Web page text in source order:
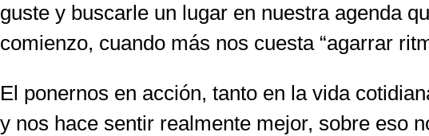
guste y buscarle un lugar en nuestra agenda
comienzo, cuando más nos cuesta “agarrar
El ponernos en acción, tanto en la vida
y nos hace sentir realmente mejor, sobre eso